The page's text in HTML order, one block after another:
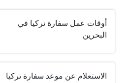
أوقات عمل سفارة تركيا في
البحرين
الاستعلام عن موعد سفارة تركيا